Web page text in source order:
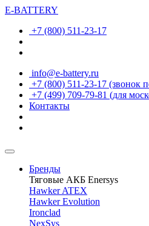
E-BATTERY
+7 (800) 511-23-17
info@e-battery.ru
+7 (800) 511-23-17 (звонок
+7 (499) 709-79-81 (для
Контакты
Бренды
Тяговые АКБ Enersys
Hawker ATEX
Hawker Evolution
Ironclad
NexSys